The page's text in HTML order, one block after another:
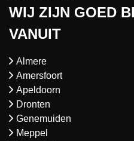
WIJ ZIJN GOED
VANUIT
Almere
Amersfoort
Apeldoorn
Dronten
Genemuiden
Meppel